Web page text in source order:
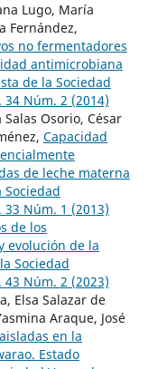
Lugo, María
Fernández,
no fermentadores
antimicrobiana
de la Sociedad
Núm. 2 (2014)
Osorio, César
Capacidad
de leche materna
Sociedad
Núm. 1 (2013)
de los
evolución de la
Sociedad
Núm. 2 (2023)
Elsa Salazar de
Araque, José
en la
Estado